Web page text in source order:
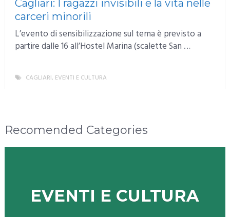
Cagliari: I ragazzi invisibili e la vita nelle
carceri minorili
L’evento di sensibilizzazione sul tema è previsto a
partire dalle 16 all’Hostel Marina (scalette San …
CAGLIARI, EVENTI E CULTURA
Recomended Categories
EVENTI E CULTURA